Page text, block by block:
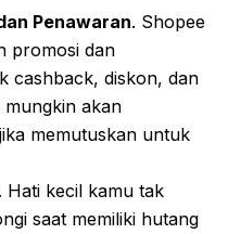
Penawaran. Shopee
promosi dan
cashback, diskon, dan
akan
memutuskan untuk
. Hati kecil kamu tak
saat memiliki hutang